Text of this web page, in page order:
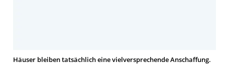
Häuser bleiben tatsächlich eine vielversprechende Anschaffung.